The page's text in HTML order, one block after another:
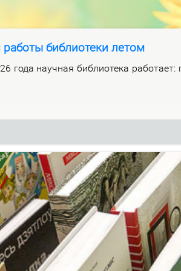
библиотеки летом
го­да на­уч­ная биб­лио­те­ка ра­бо­та­ет: